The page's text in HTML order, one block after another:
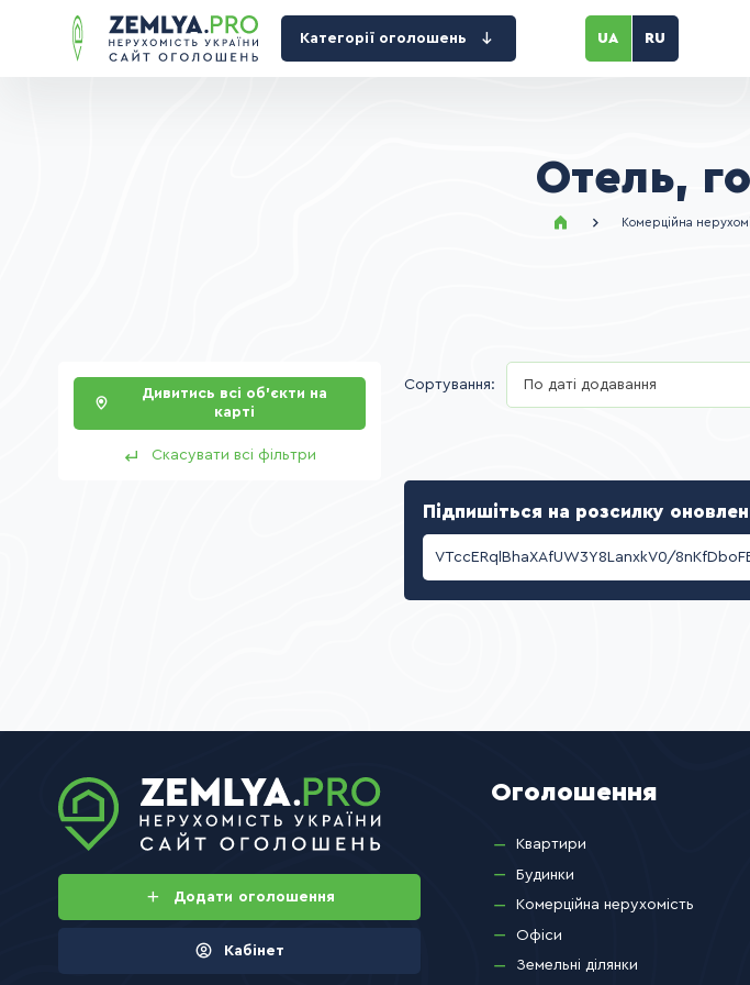
Категорії оголошень UA RU
Отель,
Комерційна
Дивитись всі об’єкти на
карті
Скасувати всі фільтри
Сортування: По даті додавання
Підпишіться на розсилку
Додати оголошення
Кабінет
Оголошення
Квартири
Будинки
Комерційна нерухомість
Офіси
Земельні ділянки